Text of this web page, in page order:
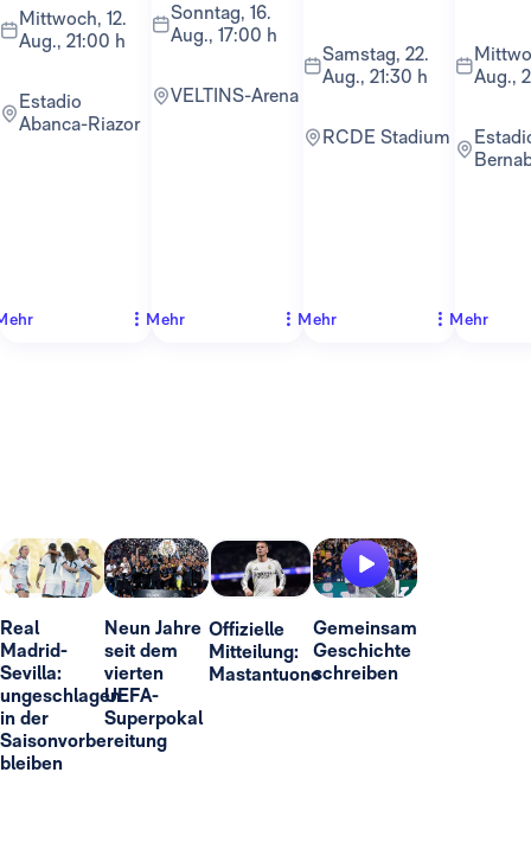
Mittwoch, 12.
Aug., 21:00 h
Estadio
Abanca-Riazor
Sonntag, 16.
Aug., 17:00 h
VELTINS-Arena
Mehr
Samstag, 22.
Aug., 21:30 h
RCDE Stadium
Mehr
Mittwoch, 26.
Aug.,
Estadio
Mehr
Real
Madrid-
Sevilla:
ungeschlagen
in der
Saisonvorbereitung
bleiben
Neun Jahre
seit dem
vierten
UEFA-
Superpokal
Offizielle
Mitteilung:
Mastantuono
Gemeinsam
Geschichte
schreiben